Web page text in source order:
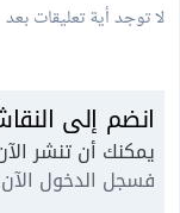
لا توجد أية تعليقات بعد
انضم إلى
يمكنك أن تنشر
فسجل الدخول الآن